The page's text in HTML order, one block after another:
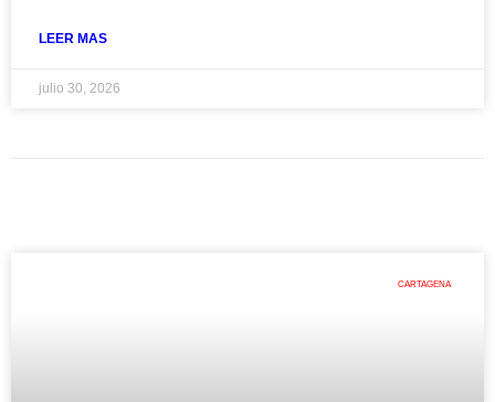
LEER MAS
julio 30, 2026
CARTAGENA